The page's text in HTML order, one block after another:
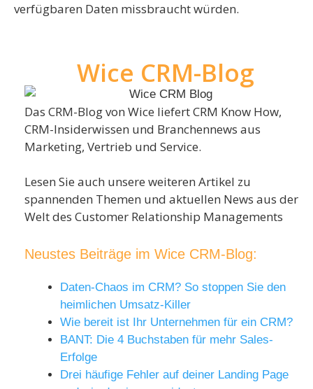
verfügbaren Daten missbraucht würden.
Wice CRM-Blog
Das CRM-Blog von Wice liefert CRM Know How,
CRM-Insiderwissen und Branchennews aus
Marketing, Vertrieb und Service.
Lesen Sie auch unsere weiteren Artikel zu
spannenden Themen und aktuellen News aus der
Welt des Customer Relationship Managements
Neustes Beiträge im Wice CRM-Blog:
Daten-Chaos im CRM? So stoppen Sie den
heimlichen Umsatz-Killer
Wie bereit ist Ihr Unternehmen für ein CRM?
BANT: Die 4 Buchstaben für mehr Sales-
Erfolge
Drei häufige Fehler auf deiner Landing Page